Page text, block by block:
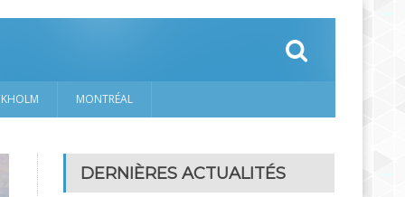
MONTRÉAL
DERNIÈRES ACTUALITÉS